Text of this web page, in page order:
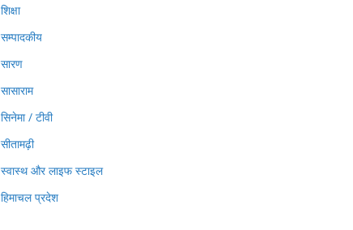
शिक्षा
सम्पादकीय
सारण
सासाराम
सिनेमा / टीवी
सीतामढ़ी
स्वास्थ और लाइफ स्टाइल
हिमाचल प्रदेश